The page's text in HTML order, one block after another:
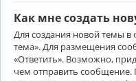
Как мне создать
Для создания новой темы
тема». Для размещения
«Ответить». Возможно,
чем отправить сообщение.